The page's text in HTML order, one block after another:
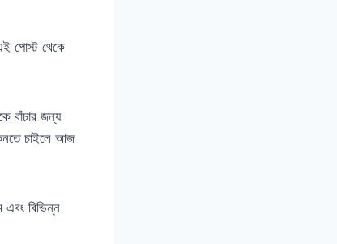
পোস্ট থেকে
বাঁচার জন্য
চাইলে আজ
এবং বিভিন্ন